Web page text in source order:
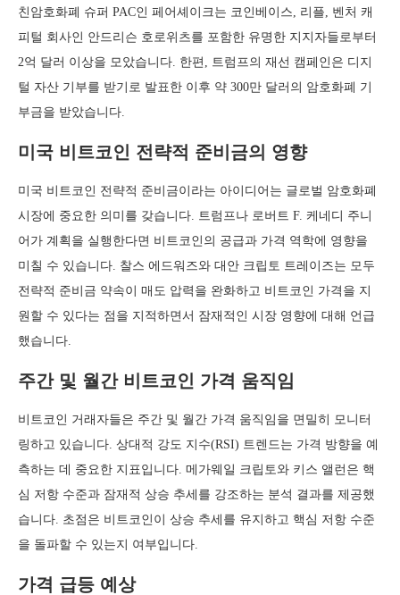
친암호화폐 슈퍼 PAC인 페어셰이크는 코인베이스, 리플, 벤처 캐
피털 회사인 안드리슨 호로위츠를 포함한 유명한 지지자들로부터
2억 달러 이상을 모았습니다. 한편, 트럼프의 재선 캠페인은 디지
털 자산 기부를 받기로 발표한 이후 약 300만 달러의 암호화폐 기
부금을 받았습니다.
미국 비트코인 전략적 준비금의 영향
미국 비트코인 전략적 준비금이라는 아이디어는 글로벌 암호화폐
시장에 중요한 의미를 갖습니다. 트럼프나 로버트 F. 케네디 주니
어가 계획을 실행한다면 비트코인의 공급과 가격 역학에 영향을
미칠 수 있습니다. 찰스 에드워즈와 대안 크립토 트레이즈는 모두
전략적 준비금 약속이 매도 압력을 완화하고 비트코인 가격을 지
원할 수 있다는 점을 지적하면서 잠재적인 시장 영향에 대해 언급
했습니다.
주간 및 월간 비트코인 가격 움직임
비트코인 거래자들은 주간 및 월간 가격 움직임을 면밀히 모니터
링하고 있습니다. 상대적 강도 지수(RSI) 트렌드는 가격 방향을 예
측하는 데 중요한 지표입니다. 메가웨일 크립토와 키스 앨런은 핵
심 저항 수준과 잠재적 상승 추세를 강조하는 분석 결과를 제공했
습니다. 초점은 비트코인이 상승 추세를 유지하고 핵심 저항 수준
을 돌파할 수 있는지 여부입니다.
가격 급등 예상